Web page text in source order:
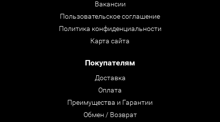
Вакансии
Пользовательское соглашение
Политика конфиденциальности
Карта сайта
Покупателям
Доставка
Оплата
Преимущества и Гарантии
Обмен / Возврат